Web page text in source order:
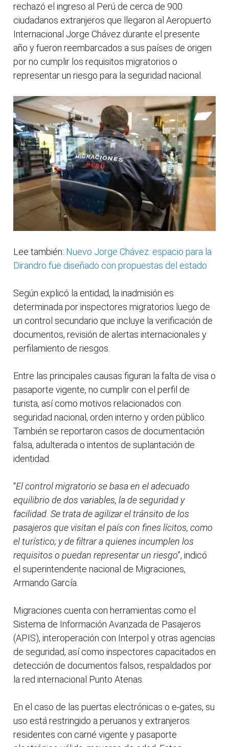
rechazó el ingreso al Perú de cerca de 900
ciudadanos extranjeros que llegaron al Aeropuerto
Internacional Jorge Chávez durante el presente
año y fueron reembarcados a sus países de origen
por no cumplir los requisitos migratorios o
representar un riesgo para la seguridad nacional.
Lee también: Nuevo Jorge Chávez: espacio para la
Dirandro fue diseñado con propuestas del estado
Según explicó la entidad, la inadmisión es
determinada por inspectores migratorios luego de
un control secundario que incluye la verificación de
documentos, revisión de alertas internacionales y
perfilamiento de riesgos.
Entre las principales causas figuran la falta de visa o
pasaporte vigente, no cumplir con el perfil de
turista, así como motivos relacionados con
seguridad nacional, orden interno y orden público.
También se reportaron casos de documentación
falsa, adulterada o intentos de suplantación de
identidad.
“El control migratorio se basa en el adecuado
equilibrio de dos variables, la de seguridad y
facilidad. Se trata de agilizar el tránsito de los
pasajeros que visitan el país con fines lícitos, como
el turístico; y de filtrar a quienes incumplen los
requisitos o puedan representar un riesgo”, indicó
el superintendente nacional de Migraciones,
Armando García.
Migraciones cuenta con herramientas como el
Sistema de Información Avanzada de Pasajeros
(APIS), interoperación con Interpol y otras agencias
de seguridad, así como inspectores capacitados en
detección de documentos falsos, respaldados por
la red internacional Punto Atenas.
En el caso de las puertas electrónicas o e-gates, su
uso está restringido a peruanos y extranjeros
residentes con carné vigente y pasaporte